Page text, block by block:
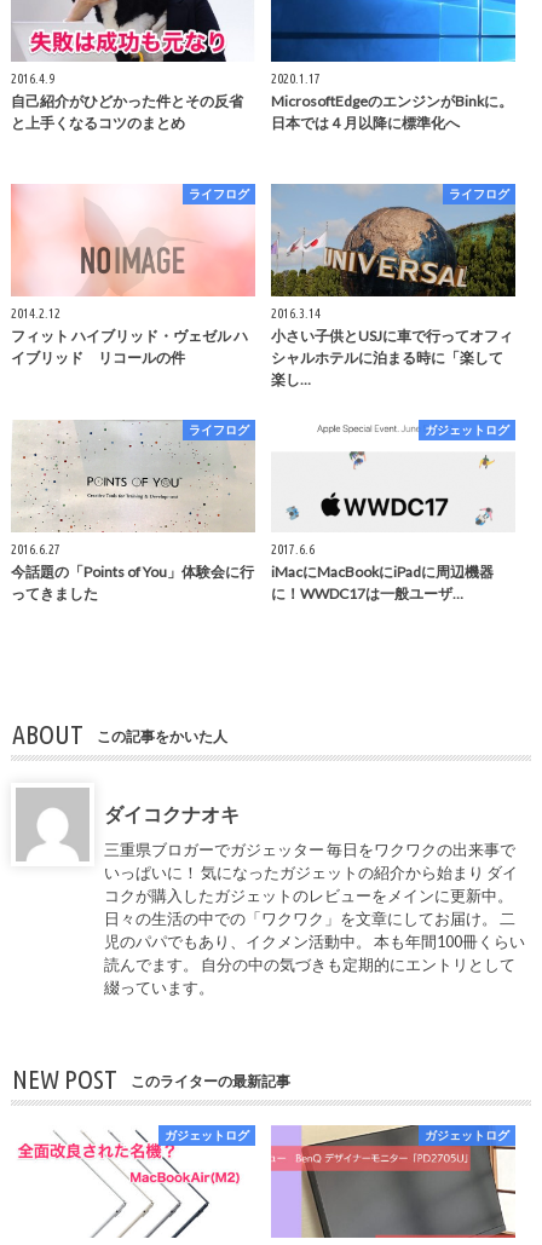
2016.4.9
自己紹介がひどかった件とその反省
と上手くなるコツのまとめ
2020.1.17
MicrosoftEdgeのエンジンがBinkに。
日本では４月以降に標準化へ
ライフログ
2014.2.12
フィット ハイブリッド・ヴェゼル ハ
イブリッド リコールの件
ライフログ
2016.3.14
小さい子供とUSJに車で行ってオフィ
シャルホテルに泊まる時に「楽して
楽し…
ライフログ
2016.6.27
今話題の「Points of You」体験会に行
ってきました
ガジェットログ
2017.6.6
iMacにMacBookにiPadに周辺機器
に！WWDC17は一般ユーザ…
ABOUT この記事をかいた人
ダイコクナオキ
三重県ブロガーでガジェッター 毎日をワクワクの出来事で
いっぱいに！ 気になったガジェットの紹介から始まり ダイ
コクが購入したガジェットのレビューをメインに更新中。
日々の生活の中での「ワクワク」を文章にしてお届け。 二
児のパパでもあり、イクメン活動中。 本も年間100冊くらい
読んでます。 自分の中の気づきも定期的にエントリとして
綴っています。
NEW POST このライターの最新記事
ガジェットログ ガジェットログ